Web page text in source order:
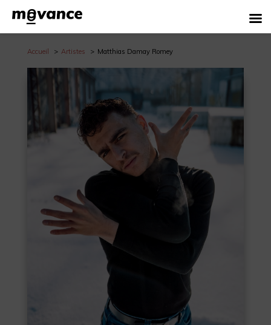
Accueil Artistes Matthias Damay Romey